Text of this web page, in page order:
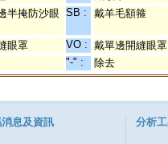
半掩防沙眼 SB : 戴羊毛額箍
眼罩 VO : 戴單邊開縫眼罩
"-" : 除去
息及資訊 分析